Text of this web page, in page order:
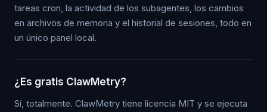
tareas cron, la actividad de los subagentes, los cambios
en archivos de memoria y el historial de sesiones, todo en
un único panel local.
¿Es gratis ClawMetry?
Sí, totalmente. ClawMetry tiene licencia MIT y se ejecuta